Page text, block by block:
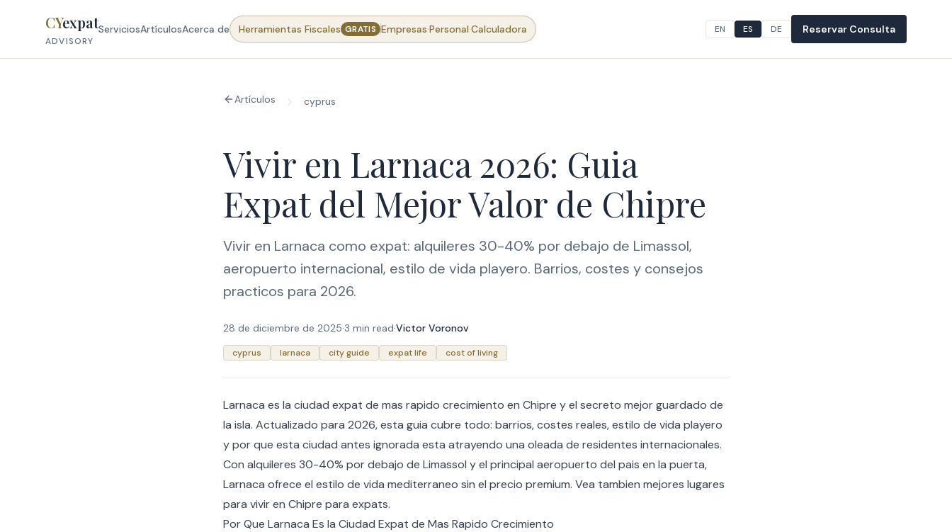
CYexpat
ADVISORY
ServiciosArtículosAcerca de Herramientas Fiscales GRATIS Empresas·Personal·Calculadora EN ES DE Reservar Consulta
Artículos cyprus
Vivir en Larnaca 2026: Guia
Expat del Mejor Valor de Chipre
Vivir en Larnaca como expat: alquileres 30-40% por debajo de Limassol,
aeropuerto internacional, estilo de vida playero. Barrios, costes y consejos
practicos para 2026.
28 de diciembre de 2025·3 min read·Victor Voronov
cyprus larnaca city guide expat life cost of living
Larnaca es la ciudad expat de mas rapido crecimiento en Chipre y el secreto mejor guardado de
la isla. Actualizado para 2026, esta guia cubre todo: barrios, costes reales, estilo de vida playero
y por que esta ciudad antes ignorada esta atrayendo una oleada de residentes internacionales.
Con alquileres 30-40% por debajo de Limassol y el principal aeropuerto del pais en la puerta,
Larnaca ofrece el estilo de vida mediterraneo sin el precio premium. Vea tambien mejores lugares
para vivir en Chipre para expats.
Por Que Larnaca Es la Ciudad Expat de Mas Rapido Crecimiento